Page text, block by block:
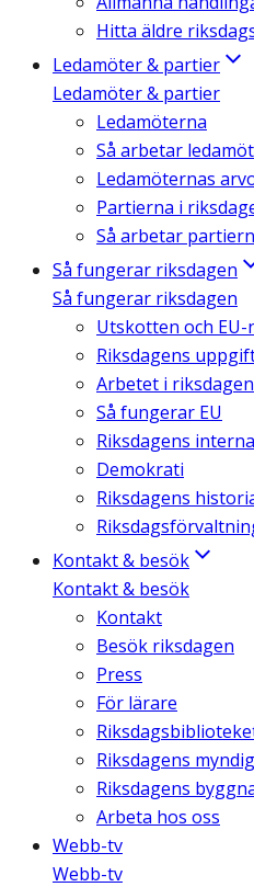
Hitta äldre
Ledamöter & partier
Ledamöter & partier
Ledamöterna
Så arbetar
Ledamöternas
Partierna i
Så arbetar
Så fungerar riksdagen
Så fungerar riksdagen
Utskotten och EU-
Riksdagens
Arbetet i riksdagen
Så fungerar EU
Riksdagens
Demokrati
Riksdagens
Kontakt & besök
Kontakt & besök
Kontakt
Besök riksdagen
Press
För lärare
Riksdagens
Riksdagens
Arbeta hos oss
Webb-tv
Webb-tv